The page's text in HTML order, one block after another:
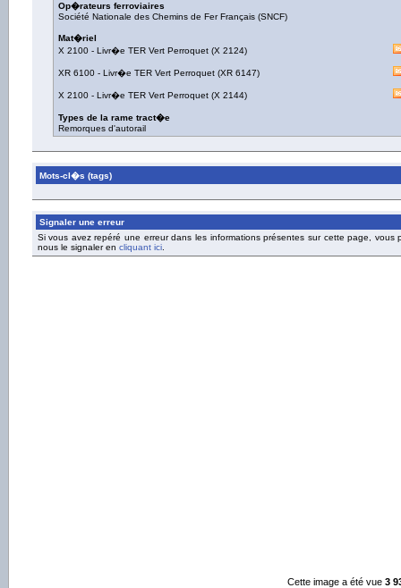
Op�rateurs ferroviaires
Société Nationale des Chemins de Fer Français (SNCF)
Mat�riel
X 2100 - Livr�e TER Vert Perroquet (X 2124)
XR 6100 - Livr�e TER Vert Perroquet (XR 6147)
X 2100 - Livr�e TER Vert Perroquet (X 2144)
Types de la rame tract�e
Remorques d'autorail
Mots-cl�s (tags)
Signaler une erreur
Si vous avez repéré une erreur dans les informations présentes sur cette page, vous
nous le signaler en cliquant ici.
Cette image a été vue 3